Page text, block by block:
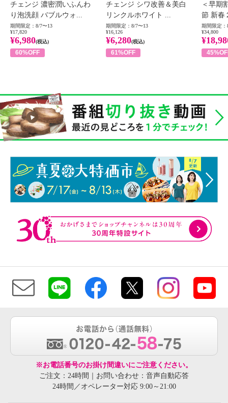
チェンジ 濃密潤いふんわ
り泡洗顔 バブルウォ...
期間限定：8/7〜13
¥17,820
¥6,980(税込)
60%OFF
チェンジ シワ改善＆美白
リンクルホワイト ...
期間限定：8/7〜13
¥16,126
¥6,280(税込)
61%OFF
＜早期
節 新春
期間限定：
¥34,800
※お電話番号のお掛け間違いにご注意ください。
ご注文：24時間｜お問い合わせ：音声自動応答
24時間／オペレーター対応 9:00～21:00